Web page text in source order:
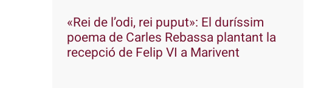
«Rei de l’odi, rei puput»: El duríssim
poema de Carles Rebassa plantant la
recepció de Felip VI a Marivent